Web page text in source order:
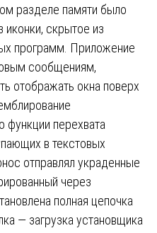
разделе памяти было
скрытое из
программ. Приложение
сообщениям,
отображать окна поверх
функции перехвата
в текстовых
отправлял украденные
через
полная цепочка
— загрузка установщика